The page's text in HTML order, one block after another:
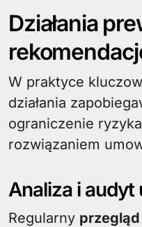
Działania
W praktyce
działania
ograniczenie
rozwiązaniem
Analiza i audyt
Regularny przegląd